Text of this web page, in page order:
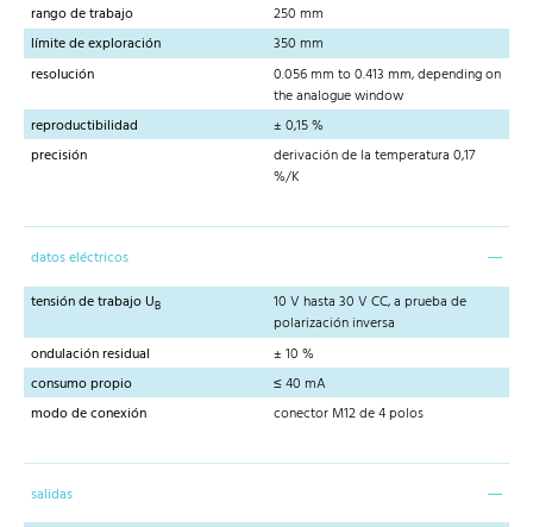
rango de trabajo
250 mm
límite de exploración
350 mm
resolución
0.056 mm to 0.413 mm, depending on
the analogue window
reproductibilidad
± 0,15 %
precisión
derivación de la temperatura 0,17
%/K
datos eléctricos
tensión de trabajo UB
10 V hasta 30 V CC, a prueba de
polarización inversa
ondulación residual
± 10 %
consumo propio
≤ 40 mA
modo de conexión
conector M12 de 4 polos
salidas